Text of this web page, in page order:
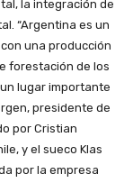
la integración de
“Argentina es un
una producción
forestación de los
lugar importante
presidente de
por Cristian
y el sueco Klas
por la empresa